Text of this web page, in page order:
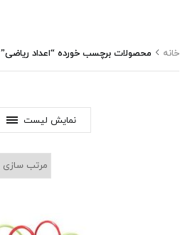
خانه محصولات برچسب خورده “اعداد ریاضی”
نمایش لیست